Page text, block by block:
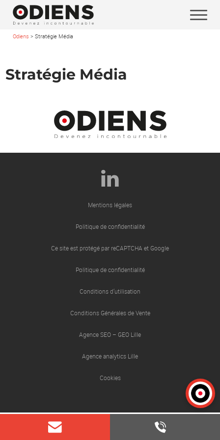
Odiens >Stratégie Média
Stratégie Média
Mentions légales
Politique de confidentialité
Ce site est protégé par reCAPTCHA et Google
Politique de confidentialité
Conditions d’utilisation
Conditions Générales de Vente
Agence SEO – GEO Lille
Agence analytics Lille
Cookies